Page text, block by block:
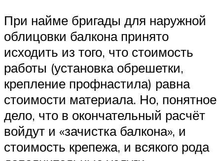
При найме бригады для наружной
облицовки балкона принято
исходить из того, что стоимость
работы (установка обрешетки,
крепление профнастила) равна
стоимости материала. Но, понятное
дело, что в окончательный расчёт
войдут и «зачистка балкона», и
стоимость крепежа, и всякого рода